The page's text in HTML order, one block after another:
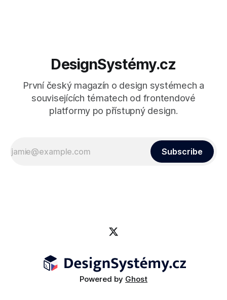
DesignSystémy.cz
První český magazín o design systémech a
souvisejících tématech od frontendové
platformy po přístupný design.
Subscribe
Powered by Ghost